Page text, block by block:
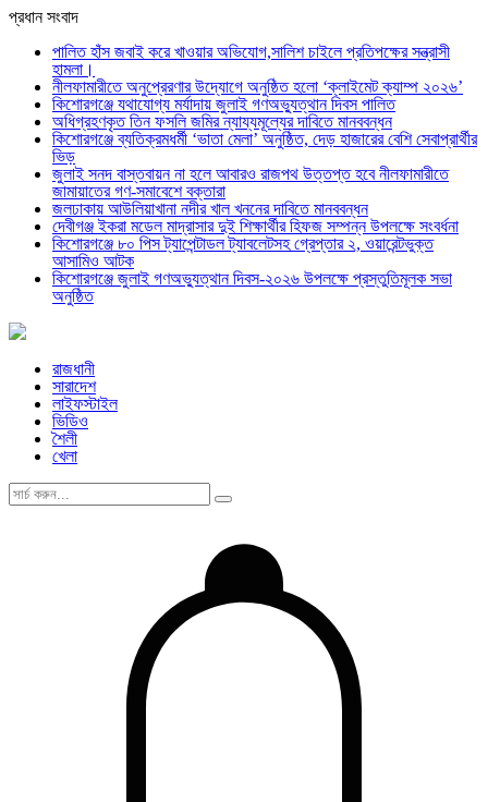
প্রধান সংবাদ
পালিত হাঁস জবাই করে খাওয়ার অভিযোগ,সালিশ চাইলে প্রতিপক্ষের সন্ত্রাসী
হামলা।
নীলফামারীতে অনুপ্রেরণার উদ্যোগে অনুষ্ঠিত হলো ‘ক্লাইমেট ক্যাম্প ২০২৬’
কিশোরগঞ্জে যথাযোগ্য মর্যাদায় জুলাই গণঅভ্যুত্থান দিবস পালিত
অধিগ্রহণকৃত তিন ফসলি জমির ন্যায্যমূল্যের দাবিতে মানববন্ধন
কিশোরগঞ্জে ব্যতিক্রমধর্মী ‘ভাতা মেলা’ অনুষ্ঠিত, দেড় হাজারের বেশি সেবাপ্রার্থীর
ভিড়
জুলাই সনদ বাস্তবায়ন না হলে আবারও রাজপথ উত্তপ্ত হবে নীলফামারীতে
জামায়াতের গণ-সমাবেশে বক্তারা
জলঢাকায় আউলিয়াখানা নদীর খাল খননের দাবিতে মানববন্ধন
দেবীগঞ্জ ইকরা মডেল মাদ্রাসার দুই শিক্ষার্থীর হিফজ সম্পন্ন উপলক্ষে সংবর্ধনা
কিশোরগঞ্জে ৮০ পিস ট্যাপেন্টাডল ট্যাবলেটসহ গ্রেপ্তার ২, ওয়ারেন্টভুক্ত
আসামিও আটক
কিশোরগঞ্জে জুলাই গণঅভ্যুত্থান দিবস-২০২৬ উপলক্ষে প্রস্তুতিমূলক সভা
অনুষ্ঠিত
রাজধানী
সারাদেশ
লাইফস্টাইল
ভিডিও
শৈলী
খেলা